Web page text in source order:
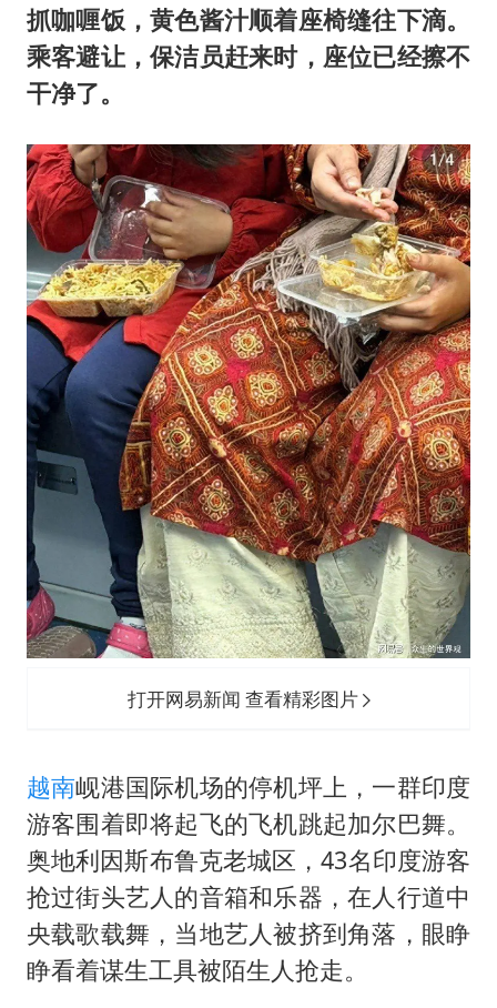
日本试射“战斧”导弹，国防部回应
胡彦斌韩磊 谁帮谁
38岁演员求职万岁山NPC成功
夯实基础开新局
抓咖喱饭，黄色酱汁顺着座椅缝往下滴。
乘客避让，保洁员赶来时，座位已经擦不
干净了。
打开网易新闻 查看精彩图片
越南岘港国际机场的停机坪上，一群印度
游客围着即将起飞的飞机跳起加尔巴舞。
奥地利因斯布鲁克老城区，43名印度游客
抢过街头艺人的音箱和乐器，在人行道中
央载歌载舞，当地艺人被挤到角落，眼睁
睁看着谋生工具被陌生人抢走。